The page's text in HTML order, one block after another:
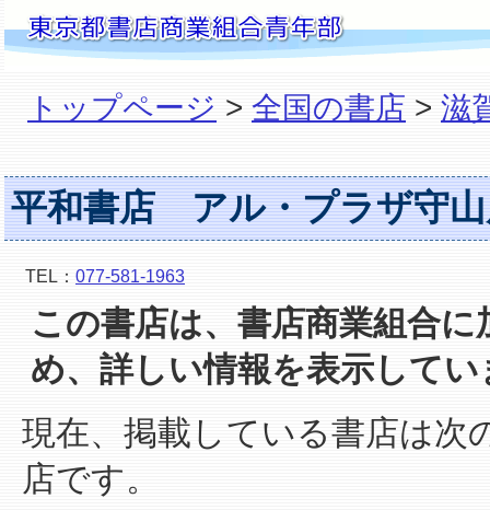
トップページ > 全国の書店 > 滋
平和書店 アル・プラザ守
TEL： 077-581-1963
この書店は、書店商業組合
め、詳しい情報を表示して
現在、掲載している書店は次
店です。